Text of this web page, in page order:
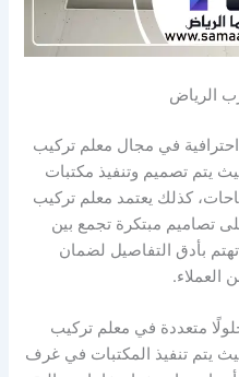
الرياض
في مجال معلم تركيب
يتم تصميم وتنفيذ مكتبات
كذلك يعتمد معلم تركيب
تصاميم مبتكرة تجمع بين
بأدق التفاصيل لضمان
العملاء.
متعددة في معلم تركيب
يتم تنفيذ المكتبات في غرف